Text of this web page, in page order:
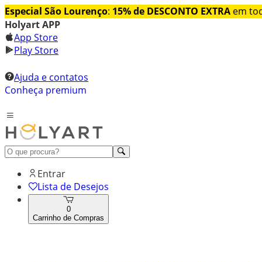
Especial São Lourenço: 15% de DESCONTO EXTRA em
Holyart APP
App Store
Play Store
Ajuda e contatos
Conheça premium
Entrar
Lista de Desejos
0
Carrinho de Compras